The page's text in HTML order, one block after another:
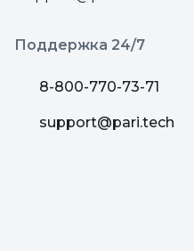
Поддержка 24/7
8-800-770-73-71
support@pari.tech